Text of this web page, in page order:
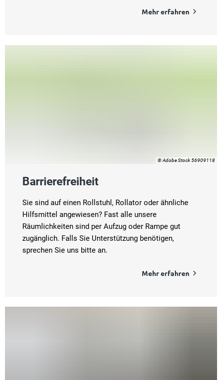
Mehr erfahren
© Adobe Stock 56909118
Barrierefreiheit
Sie sind auf einen Rollstuhl, Rollator oder ähnliche
Hilfsmittel angewiesen? Fast alle unsere
Räumlichkeiten sind per Aufzug oder Rampe gut
zugänglich. Falls Sie Unterstützung benötigen,
sprechen Sie uns bitte an.
Mehr erfahren